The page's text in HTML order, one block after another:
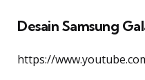
Desain Samsung
https://